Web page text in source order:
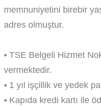
memnuniyetini birebir
adres olmuştur.
• TSE Belgeli Hizmet
vermektedir.
• 1 yıl işçillik ve yedek
• Kapıda kredi kartı ile